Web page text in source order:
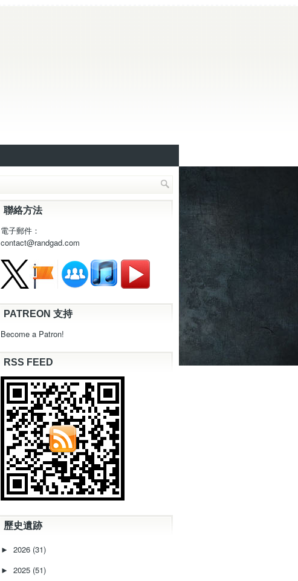
聯絡方法
電子郵件：
contact@randgad.com
PATREON 支持
Become a Patron!
RSS FEED
歷史遺跡
► 2026 (31)
► 2025 (51)